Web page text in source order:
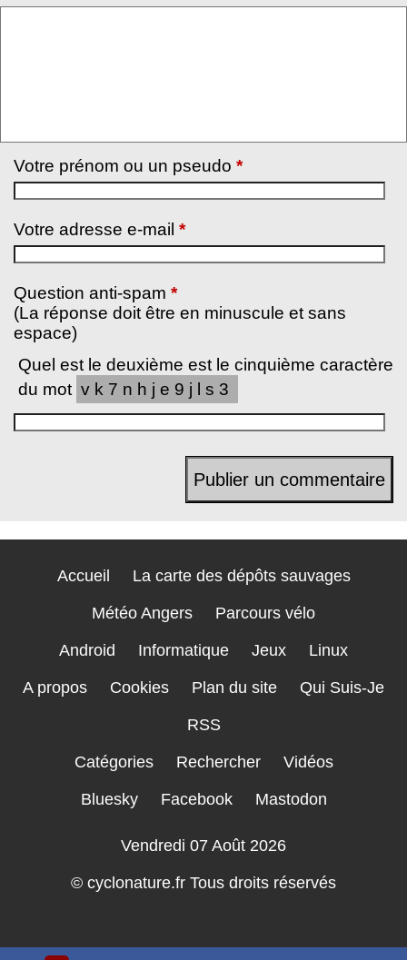
Votre prénom ou un pseudo *
Votre adresse e-mail *
Question anti-spam *
(La réponse doit être en minuscule et sans
espace)
Quel est le deuxième est le cinquième caractère
du mot vk7nhje9jls3
Accueil La carte des dépôts sauvages
Météo Angers Parcours vélo
Android Informatique Jeux Linux
A propos Cookies Plan du site Qui Suis-Je
RSS
Catégories Rechercher Vidéos
Bluesky Facebook Mastodon
Vendredi 07 Août 2026
© cyclonature.fr Tous droits réservés